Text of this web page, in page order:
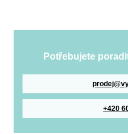
Potřebujete
+420